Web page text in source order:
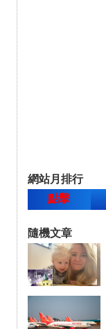
網站月排行
點擊
隨機文章